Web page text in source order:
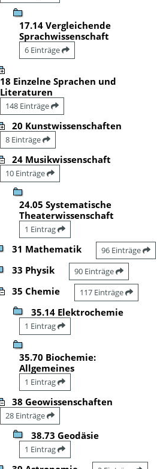
17.14 Vergleichende
Sprachwissenschaft
6 Einträge
18 Einzelne Sprachen und
Literaturen
148 Einträge
20 Kunstwissenschaften
8 Einträge
24 Musikwissenschaft
10 Einträge
24.05 Systematische
Theaterwissenschaft
1 Eintrag
31 Mathematik 96 Einträge
33 Physik 90 Einträge
35 Chemie 117 Einträge
35.14 Elektrochemie
1 Eintrag
35.70 Biochemie:
Allgemeines
1 Eintrag
38 Geowissenschaften
28 Einträge
38.73 Geodäsie
1 Eintrag